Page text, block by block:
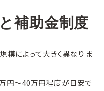
補助金制度
模によって大きく異なりま
円〜40万円程度が目安で